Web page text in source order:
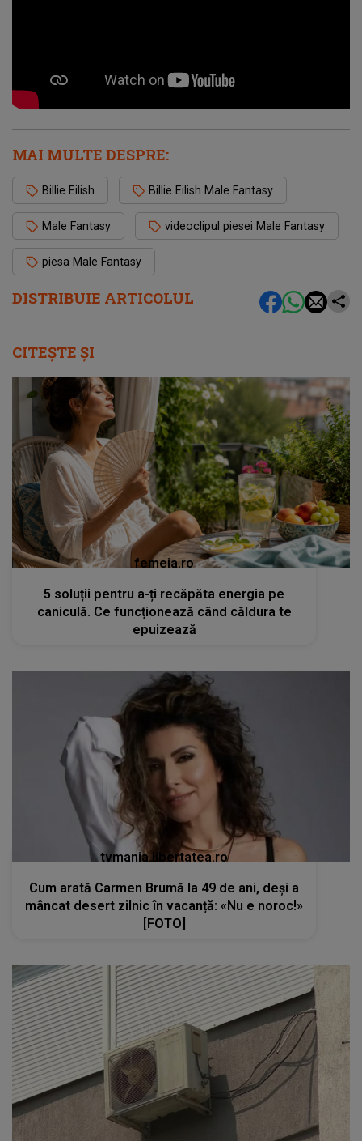
DISTRIBUIE ARTICOLUL
MAI MULTE DESPRE:
Billie Eilish Billie Eilish Male Fantasy
Male Fantasy videoclipul piesei Male Fantasy
piesa Male Fantasy
CITEȘTE ȘI
femeia.ro
5 soluții pentru a-ți recăpăta energia pe
caniculă. Ce funcționează când căldura te
epuizează
tvmania.libertatea.ro
Cum arată Carmen Brumă la 49 de ani, deși a
mâncat desert zilnic în vacanță: «Nu e noroc!»
[FOTO]